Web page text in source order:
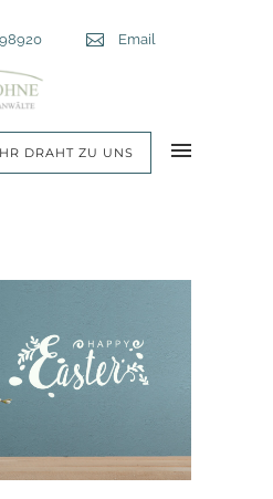
Email
DRAHT ZU UNS